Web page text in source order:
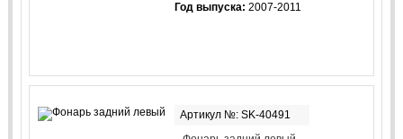
Год выпуска: 2007-2011
Артикул №: SK-40491